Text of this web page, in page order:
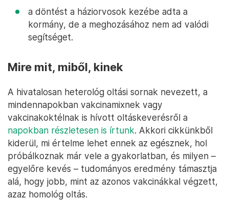
a döntést a háziorvosok kezébe adta a
kormány, de a meghozásához nem ad valódi
segítséget.
Mire mit, miből, kinek
A hivatalosan heterológ oltási sornak nevezett, a
mindennapokban vakcinamixnek vagy
vakcinakoktélnak is hívott oltáskeverésről a
napokban részletesen is írtunk. Akkori cikkünkből
kiderül, mi értelme lehet ennek az egésznek, hol
próbálkoznak már vele a gyakorlatban, és milyen –
egyelőre kevés – tudományos eredmény támasztja
alá, hogy jobb, mint az azonos vakcinákkal végzett,
azaz homológ oltás.